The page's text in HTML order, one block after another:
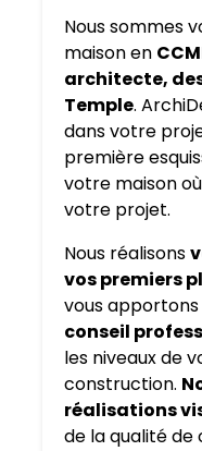
Nous sommes
maison en
architecte,
Temple.
dans votre
première
votre maison
votre projet.
Nous réalisons
vos premiers
vous
conseil
les niveaux de
construction.
réalisations
de la qualité de